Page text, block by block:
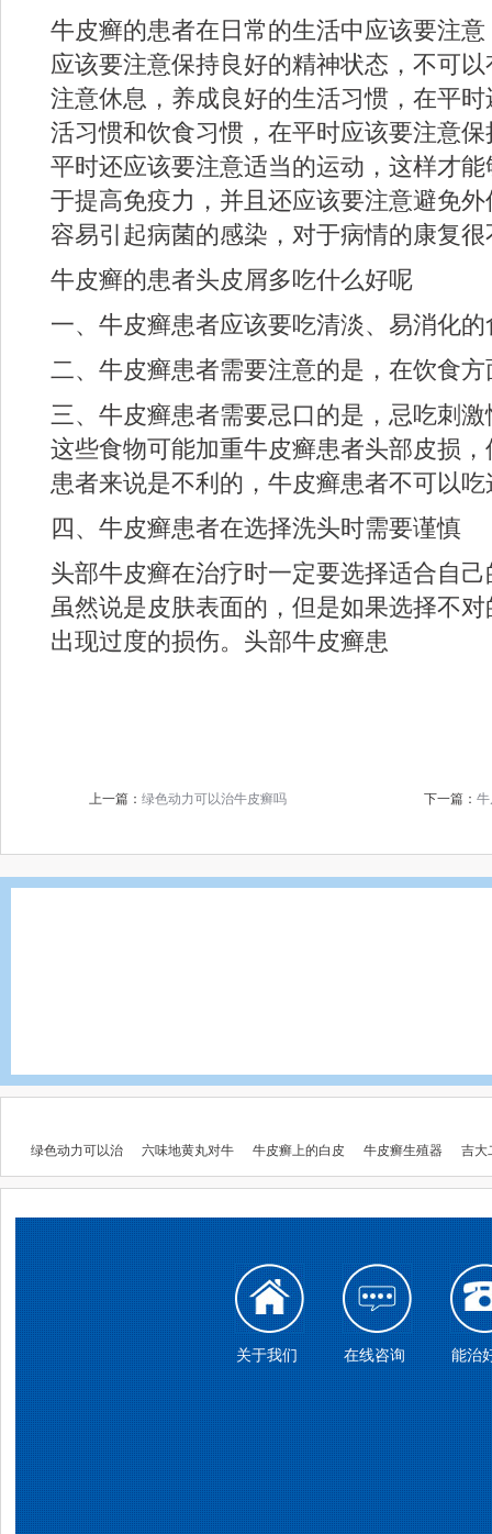
牛皮癣的患者在日常的生活中应该要注
应该要注意保持良好的精神状态，不可
注意休息，养成良好的生活习惯，在平
活习惯和饮食习惯，在平时应该要注意
平时还应该要注意适当的运动，这样才
于提高免疫力，并且还应该要注意避免
容易引起病菌的感染，对于病情的康复很
牛皮癣的患者头皮屑多吃什么好呢
一、牛皮癣患者应该要吃清淡、易消化的
二、牛皮癣患者需要注意的是，在饮食
三、牛皮癣患者需要忌口的是，忌吃刺
这些食物可能加重牛皮癣患者头部皮损
患者来说是不利的，牛皮癣患者不可以
四、牛皮癣患者在选择洗头时需要谨慎
头部牛皮癣在治疗时一定要选择适合自
虽然说是皮肤表面的，但是如果选择不
出现过度的损伤。头部牛皮癣患
上一篇： 绿色动力可以治牛皮癣吗 下一篇：
绿色动力可以治 六味地黄丸对牛 牛皮癣上的白皮 牛皮癣生殖器 吉大
关于我们 在线咨询 能治